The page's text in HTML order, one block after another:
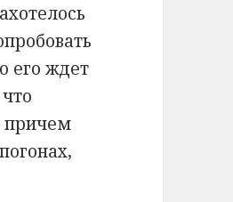
его ждет
причем